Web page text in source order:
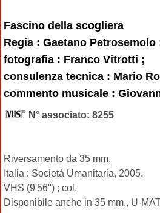
Fascino della scogliera
Regia : Gaetano Petrosemolo
fotografia : Franco Vitrotti ;
consulenza tecnica : Mario
commento musicale :
N° associato: 8255
Riversamento da 35 mm.
Italia : Società Umanitaria, 2005.
VHS (9'56'') ; col.
Disponibile anche in 35 mm., U-